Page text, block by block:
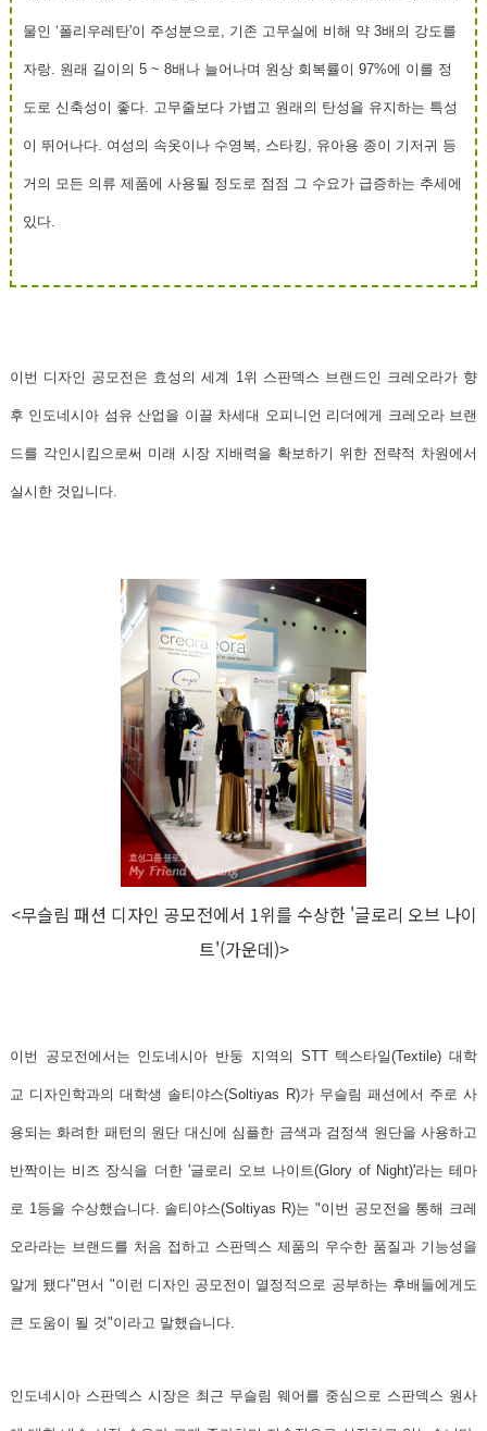
물인 ‘폴리우레탄'이 주성분으로, 기존 고무실에 비해 약 3배의 강도를
자랑. 원래 길이의 5 ~ 8배나 늘어나며 원상 회복률이 97%에 이를 정
도로 신축성이 좋다. 고무줄보다 가볍고 원래의 탄성을 유지하는 특성
이 뛰어나다. 여성의 속옷이나 수영복, 스타킹, 유아용 종이 기저귀 등
거의 모든 의류 제품에 사용될 정도로 점점 그 수요가 급증하는 추세에
있다.
이번 디자인 공모전은 효성의 세계 1위 스판덱스 브랜드인 크레오라가 향
후 인도네시아 섬유 산업을 이끌 차세대 오피니언 리더에게 크레오라 브랜
드를 각인시킴으로써 미래 시장 지배력을 확보하기 위한 전략적 차원에서
실시한 것입니다.
<무슬림 패션 디자인 공모전에서 1위를 수상한 '글로리 오브 나이
트'(가운데)>
이번 공모전에서는 인도네시아 반둥 지역의 STT 텍스타일(Textile) 대학
교 디자인학과의 대학생 솔티야스(Soltiyas R)가 무슬림 패션에서 주로 사
용되는 화려한 패턴의 원단 대신에 심플한 금색과 검정색 원단을 사용하고
반짝이는 비즈 장식을 더한 '글로리 오브 나이트(Glory of Night)'라는 테마
로 1등을 수상했습니다. 솔티야스(Soltiyas R)는 "이번 공모전을 통해 크레
오라라는 브랜드를 처음 접하고 스판덱스 제품의 우수한 품질과 기능성을
알게 됐다"면서 "이런 디자인 공모전이 열정적으로 공부하는 후배들에게도
큰 도움이 될 것"이라고 말했습니다.
인도네시아 스판덱스 시장은 최근 무슬림 웨어를 중심으로 스판덱스 원사